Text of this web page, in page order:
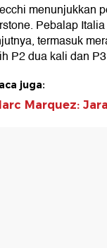
menunjukkan
Pebalap
termasuk
P2 dua kali dan
juga:
Marquez: